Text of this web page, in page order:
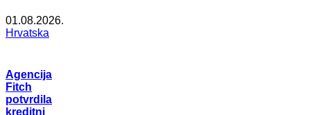
01.08.2026.
Hrvatska
Agencija
Fitch
potvrdila
kreditni